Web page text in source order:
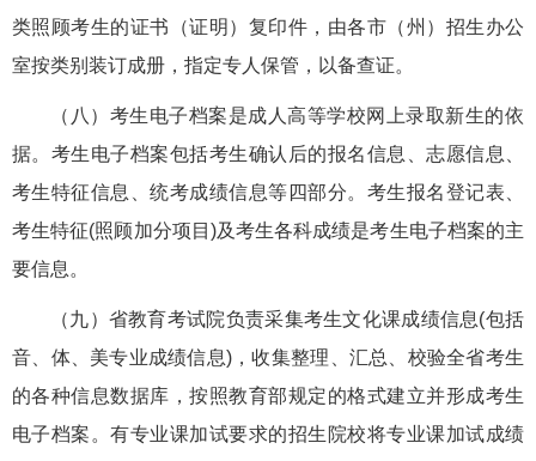
类照顾考生的证书（证明）复印件，由各市（州）招生办公
室按类别装订成册，指定专人保管，以备查证。
（八）考生电子档案是成人高等学校网上录取新生的依
据。考生电子档案包括考生确认后的报名信息、志愿信息、
考生特征信息、统考成绩信息等四部分。考生报名登记表、
考生特征(照顾加分项目)及考生各科成绩是考生电子档案的主
要信息。
（九）省教育考试院负责采集考生文化课成绩信息(包括
音、体、美专业成绩信息)，收集整理、汇总、校验全省考生
的各种信息数据库，按照教育部规定的格式建立并形成考生
电子档案。有专业课加试要求的招生院校将专业课加试成绩